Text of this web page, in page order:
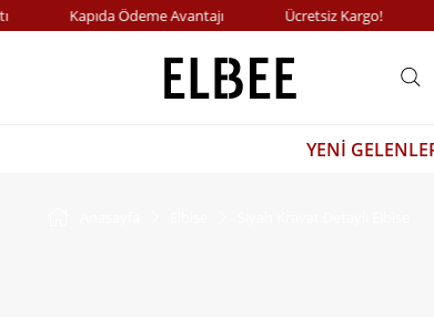
Kapıda Ödeme Avantajı Ücretsiz Kargo!
YENİ